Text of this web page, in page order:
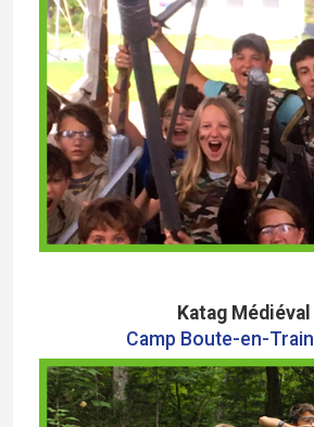
Katag Médiéval
Camp Boute-en-Train